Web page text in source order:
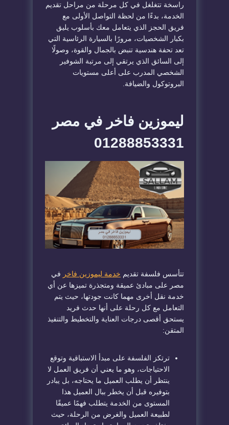
راسخة تتغلغل في كل مرحلة من مراحل تقديم
الخدمة، بدءًا من لحظة التواصل الأولى مع
فريق الحجز الذي يتعامل معك بأسلوب يليق
بكبار الشخصيات، مرورًا بالسيارة الرئاسية التي
تعد تحفة هندسية تنبض بالجمال والقوة، وصولًا
إلى السائق الذي يرتقي إلى مرتبة الشوفير
الشخصي المدرب على أعلى مستويات
البروتوكول والضيافة.
ليموزين فاخر في مصر
01288853331
تتأسس فلسفة تقديم خدمة ليموزين فاخر في
مصر على مبادئ عميقة ومتجذرة تميزها عن أي
خدمة نقل أخرى مهما كانت جودتها، حيث يتم
التعامل مع كل رحلة على أنها حدث فريد
يستحق أقصى درجات العناية والتخطيط والتنفيذ
المتقن:
ترتكز الفلسفة على مبدأ الاستباقية وتوقع
الاحتياجات، وهو ما يعني أن فريق العمل لا
ينتظر أن يطلب العميل ما يحتاجه، بل يبادر
بتوفيره قبل أن يخطر ببال العميل هذا
المستوى من الخدمة يتطلب فهمًا عميقًا
لطبيعة العميل والغرض من الرحلة، حيث